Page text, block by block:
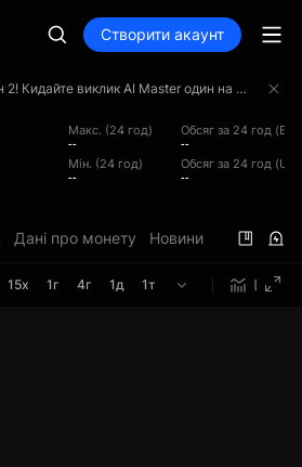
Створити акаунт
⚔️ Зіткнення 1v1, сезон 2! Кидайте виклик AI Master один на один і поборіться за призовий фонд у 4 000 000 USDT!
Макс. (24 год)
--
Обсяг за 24 год
--
Мін. (24 год)
--
Обсяг за 24 год
--
Дані про монету Новини
15х 1г 4г 1д 1т